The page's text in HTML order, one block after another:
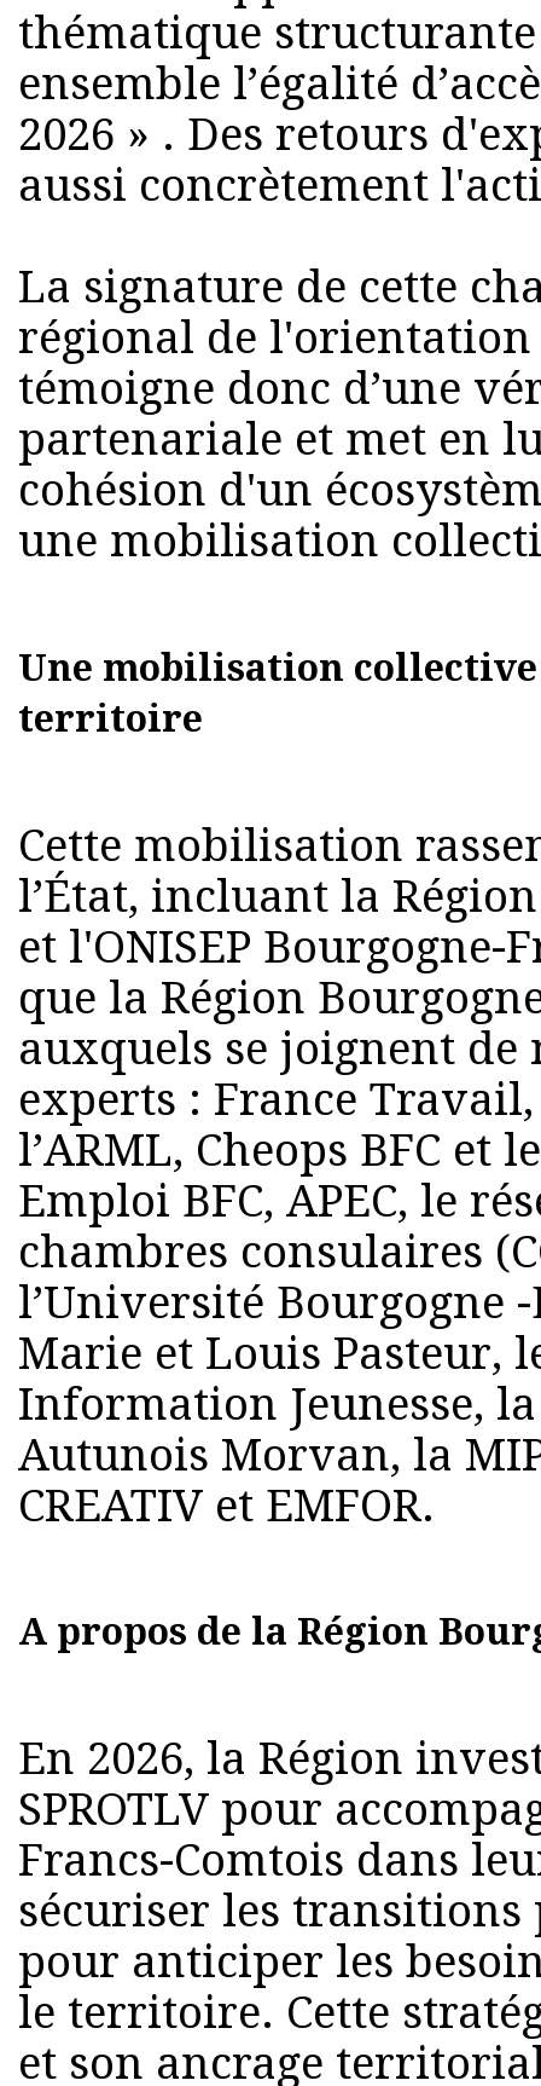
thématique
ensemble l’égalité
2026 » . Des retours
aussi concrètement
La signature de cette
régional de
témoigne donc d’une
partenariale et met en
cohésion d'un
une mobilisation
Une mobilisation
territoire
Cette mobilisation
l’État, incluant la
et l'ONISEP Bourgogne-
que la Région
auxquels se joignent
experts : France
l’ARML, Cheops BFC et
Emploi BFC, APEC, le
chambres consulaires
l’Université Bourgogne
Marie et Louis Pasteur,
Information Jeunesse,
Autunois Morvan, la
CREATIV et EMFOR.
A propos de la Région
En 2026, la Région
SPROTLV pour
Francs-Comtois dans
sécuriser les transitions
pour anticiper les
le territoire. Cette
et son ancrage